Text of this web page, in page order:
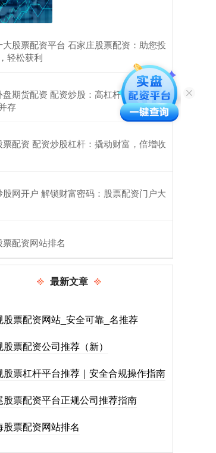
大股票配资平台 石家庄股票配资：助您投
轻松获利
盘期货配资 配资炒股：高杠杆投资，收益
存
票配资 配资炒股杠杆：撬动财富，倍增收
股网开户 解锁财富密码：股票配资门户大
票配资网站排名
最新文章
股票配资网站_安全可靠_名推荐
股票配资公司推荐（新）
股票杠杆平台推荐｜安全合规操作指南
股票配资平台正规公司推荐指南
股票配资网站排名